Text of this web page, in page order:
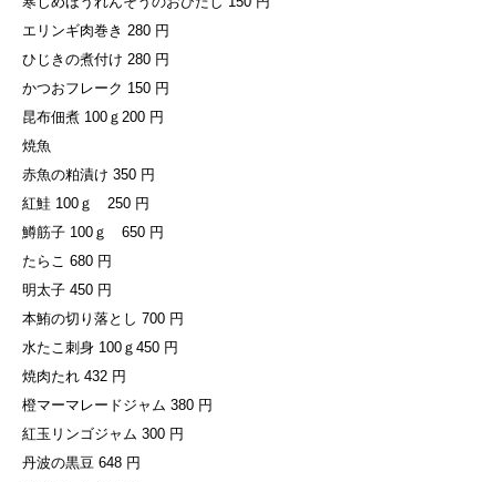
エリンギ肉巻き 280 円
ひじきの煮付け 280 円
かつおフレーク 150 円
昆布佃煮 100ｇ200 円
焼魚
赤魚の粕漬け 350 円
紅鮭 100ｇ 250 円
鱒筋子 100ｇ 650 円
たらこ 680 円
明太子 450 円
本鮪の切り落とし 700 円
水たこ刺身 100ｇ450 円
焼肉たれ 432 円
橙マーマレードジャム 380 円
紅玉リンゴジャム 300 円
丹波の黒豆 648 円